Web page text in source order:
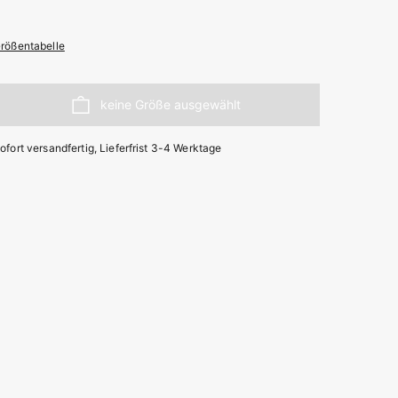
versandfertig, Lieferfrist 3-4 Werktage